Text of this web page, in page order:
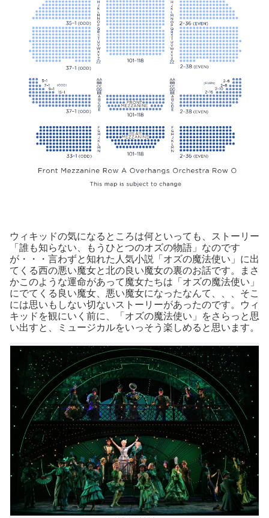
ウィキッドの気になるところは何といっても、ストーリー
「誰も知らない、もうひとつのオズの物語」なのです
が・・・言わずと知れた人気小説「オズの魔法使い」に出
てくる西の悪い魔女と北の良い魔女の裏のお話です。まさ
かこのような運命があって魔女たちは「オズの魔法使い」
にでてくる良い魔女、悪い魔女になったなんて、、、そこ
には思いもしない切ないストーリーがあったのです。ウィ
キッドを観にいく前に、「オズの魔法使い」をさらっと思
い出すと、ミュージカルをいっそう楽しめると思います。